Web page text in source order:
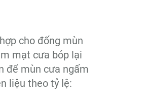
cho đống mùn
mạt cưa bóp lại
để mùn cưa ngấm
liệu theo tỷ lệ: